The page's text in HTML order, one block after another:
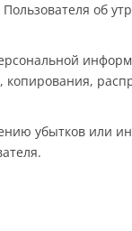
об
копирования,
убытков или